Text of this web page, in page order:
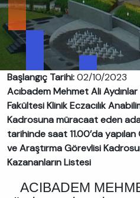
Başlangıç Tarihi:02/10/2023
Acıbadem Mehmet Ali Aydınlar
Fakültesi Klinik Eczacılık
Kadrosuna müracaat eden
tarihinde saat 11.00’da yapılan
ve Araştırma Görevlisi
Kazananların Listesi
ACIBADEM